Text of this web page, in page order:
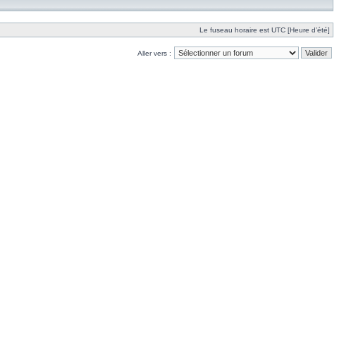
Le fuseau horaire est UTC [Heure d’été]
Aller vers :